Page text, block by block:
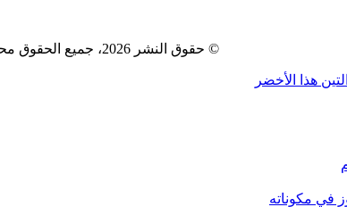
التين هذا الأخضر
في مكوناته
© حقوق النشر 2026، جميع الحقوق محفوظة |